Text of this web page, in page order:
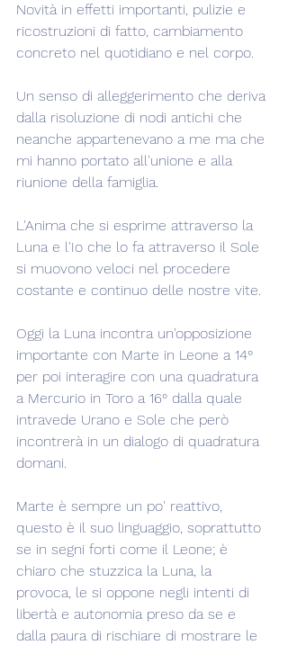
Novità in effetti importanti, pulizie e
ricostruzioni di fatto, cambiamento
concreto nel quotidiano e nel corpo.
Un senso di alleggerimento che deriva
dalla risoluzione di nodi antichi che
neanche appartenevano a me ma che
mi hanno portato all'unione e alla
riunione della famiglia.
L'Anima che si esprime attraverso la
Luna e l'Io che lo fa attraverso il Sole
si muovono veloci nel procedere
costante e continuo delle nostre vite.
Oggi la Luna incontra un'opposizione
importante con Marte in Leone a 14°
per poi interagire con una quadratura
a Mercurio in Toro a 16° dalla quale
intravede Urano e Sole che però
incontrerà in un dialogo di quadratura
domani.
Marte è sempre un po' reattivo,
questo è il suo linguaggio, soprattutto
se in segni forti come il Leone; è
chiaro che stuzzica la Luna, la
provoca, le si oppone negli intenti di
libertà e autonomia preso da se e
dalla paura di rischiare di mostrare le